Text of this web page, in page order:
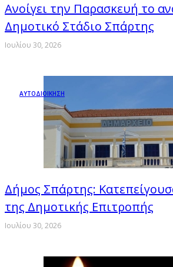
Ανοίγει την Παρασκευή το
Δημοτικό Στάδιο Σπάρτης
Ιουλίου 30, 2026
ΑΥΤΟΔΙΟΙΚΗΣΗ
Δήμος Σπάρτης:
της Δημοτικής Επιτροπής
Ιουλίου 30, 2026